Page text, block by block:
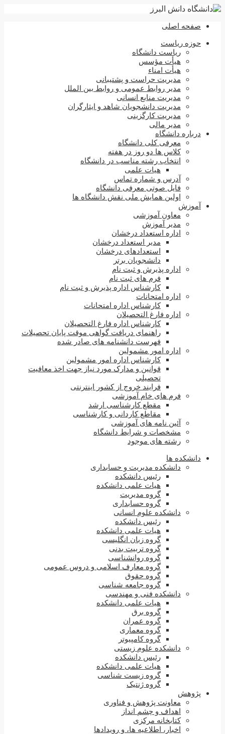
صفحه اصلی
حوزه ریاست
ریاست دانشگاه
هیأت مؤسس
هیأت امناء
مدیریت حراست و پشتیبانی
مدیر روابط عمومی و روابط بین الملل
مدیریت منابع انسانی
مدیریت دانشجویان شاهد و ایثارگران
مدیریت کارگزینی
مدیر مالی
درباره دانشگاه
معرفی کلی دانشگاه
کلاس ها دو روز در هفته
انتخاب رشته مناسب در دانشگاه
هیات علمی
آدرس و شماره تماس
فایل صوتی معرفی دانشگاه
اولین همایش ملی نقش دانشگاه ها
آموزش
معاون آموزشی
مدیر آموزش
اداره استعداد درخشان
مدیر استعداد درخشان
استعدادهای درخشان
دانشجویان برتر
اداره پذیرش و ثبت نام
فرم های ثبت نام
کارشناس اداره پذیرش و ثبت نام
اداره امتحانات
کارشناس اداره امتحانات
اداره فارغ التحصیلان
کارشناس اداره فارغ التحصیلان
راهنمای دریافت گواهی موقت پایان تحصیلات
فهرست دانشنامه های صادر شده
اداره امور مشمولین
کارشناس اداره امور مشمولین
قوانین و مدارک مورد نیاز جهت اخذ معافیت
تحصیلی
فرایند خروج از کشور اینترنتی
فرم های خام آموزشی
مقطع کارشناسی ارشد
مقاطع کاردانی و کارشناسی
آئین نامه های آموزشی
مشخصات و شرایط دانشگاه
رشته های موجود
دانشکده ها
دانشکده مدیریت و حسابداری
رئیس دانشکده
هیات علمی دانشکده
گروه مدیریت
گروه حسابداری
دانشکده علوم انسانی
رئیس دانشکده
هیات علمی دانشکده
گروه زبان انگلیسی
گروه تربیت بدنی
گروه روانشناسی
گروه معارف اسلامی و دروس عمومی
گروه حقوق
گروه جامعه شناسی
دانشکده فنی و مهندسی
هیات علمی دانشکده
گروه برق
گروه عمران
گروه معماری
گروه کامپیوتر
دانشکده علوم زیستی
رئیس دانشکده
هیات علمی دانشکده
گروه زیست شناسی
گروه ژنتیک
پژوهش
معاونت پژوهش و فناوری
اهداف و چشم انداز
کتابخانه مرکزی
اخبار، اطلاعیه ها، و رویدادها